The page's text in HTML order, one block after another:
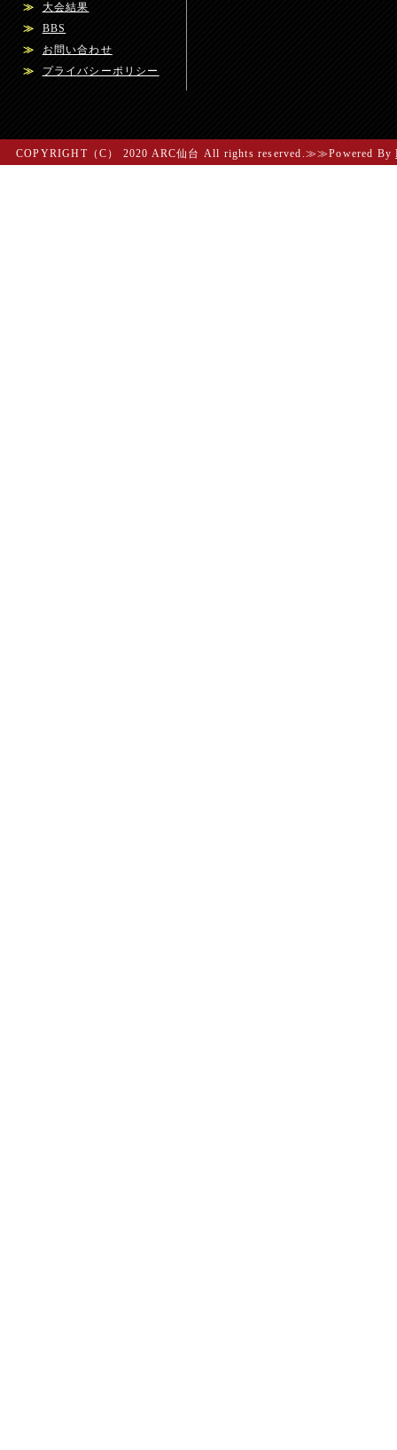
≫
大会結果
≫
BBS
≫
お問い合わせ
≫
プライバシーポリシー
COPYRIGHT（C） 2020 ARC仙台 All rights reserved.≫≫Powered By